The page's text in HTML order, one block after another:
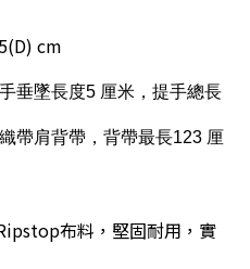
cm
垂墜長度5 厘米，提手總長
帶肩背帶，背帶最長123 厘
布料，堅固耐用，實